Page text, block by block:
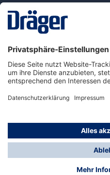
Dräger Austria GmbH
Über Dräger
Informationen
© Dräger Austria GmbH,
* Alle Preise exkl. gesetzl.
Versandkosten und ggf.
nicht anders angegeben.